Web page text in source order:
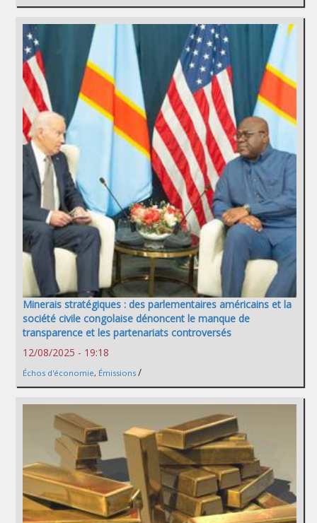
Minerais stratégiques : des parlementaires américains et la
société civile congolaise dénoncent le manque de
transparence et les partenariats controversés
12/08/2025 - 19:18
Échos d'économie, Émissions /